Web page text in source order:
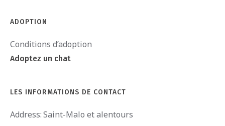
ADOPTION
Conditions d’adoption
Adoptez un chat
LES INFORMATIONS DE CONTACT
Address:Saint-Malo et alentours